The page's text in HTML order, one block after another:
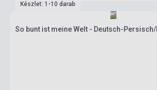
Készlet: 1-10 darab
So bunt ist meine Welt - Deutsch-